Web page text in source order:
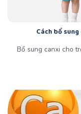
Cách bổ
Bổ sung canxi cho